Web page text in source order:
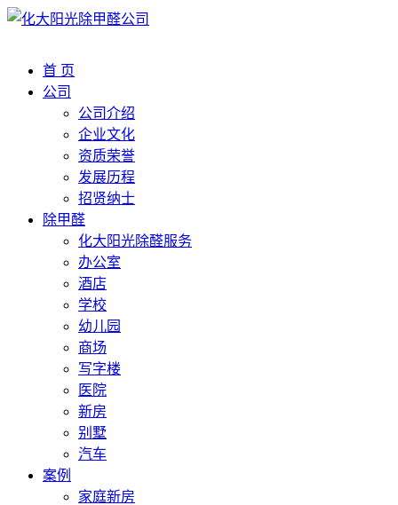
首 页
公司
公司介绍
企业文化
资质荣誉
发展历程
招贤纳士
除甲醛
化大阳光除醛服务
办公室
酒店
学校
幼儿园
商场
写字楼
医院
新房
别墅
汽车
案例
家庭新房